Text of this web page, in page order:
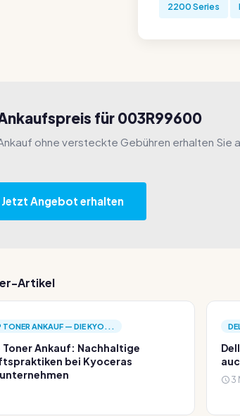
2200 Series
für 003R99600
ohne versteckte Gebühren erhalten Sie
Jetzt Angebot erhalten
Artikel
TONER ANKAUF — DIE KYO...
Toner Ankauf: Nachhaltige
bei Kyoceras
3